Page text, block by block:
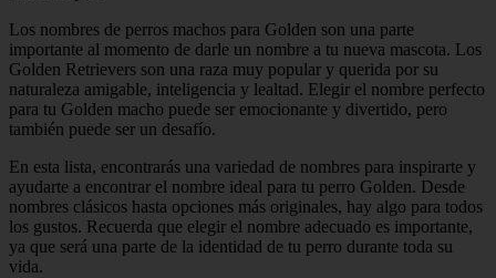
Los nombres de perros machos para Golden son una parte
importante al momento de darle un nombre a tu nueva mascota. Los
Golden Retrievers son una raza muy popular y querida por su
naturaleza amigable, inteligencia y lealtad. Elegir el nombre perfecto
para tu Golden macho puede ser emocionante y divertido, pero
también puede ser un desafío.
En esta lista, encontrarás una variedad de nombres para inspirarte y
ayudarte a encontrar el nombre ideal para tu perro Golden. Desde
nombres clásicos hasta opciones más originales, hay algo para todos
los gustos. Recuerda que elegir el nombre adecuado es importante,
ya que será una parte de la identidad de tu perro durante toda su
vida.